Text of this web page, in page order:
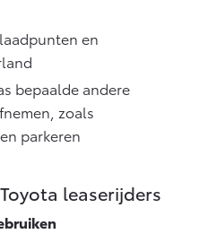
en
bepaalde andere
zoals
parkeren
leaserijders